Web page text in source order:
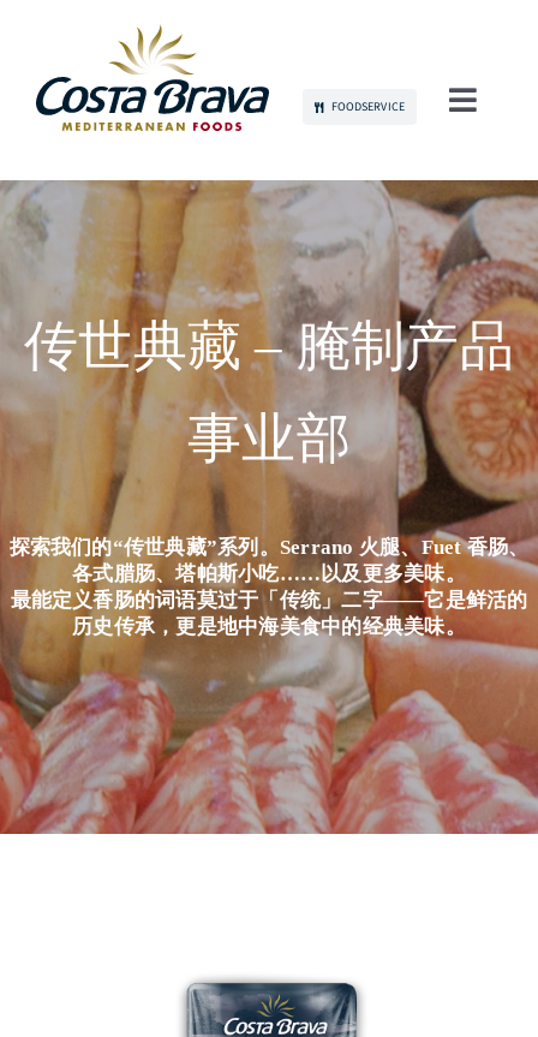
content
FOODSERVICE
可持续发展
产品
品牌传播
联系我们
简体中文
传世典藏 – 腌制产品
事业部
探索我们的“传世典藏”系列。Serrano 火腿、Fuet 香肠、
各式腊肠、塔帕斯小吃……以及更多美味。
最能定义香肠的词语莫过于「传统」二字——它是鲜活的
历史传承，更是地中海美食中的经典美味。